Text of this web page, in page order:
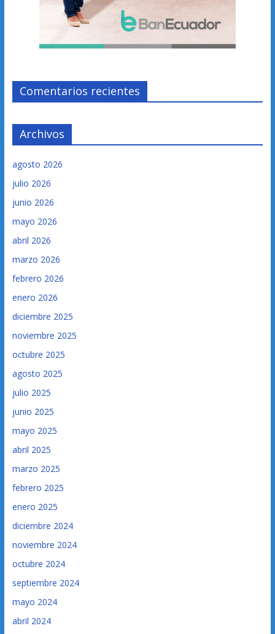
Comentarios recientes
Archivos
agosto 2026
julio 2026
junio 2026
mayo 2026
abril 2026
marzo 2026
febrero 2026
enero 2026
diciembre 2025
noviembre 2025
octubre 2025
agosto 2025
julio 2025
junio 2025
mayo 2025
abril 2025
marzo 2025
febrero 2025
enero 2025
diciembre 2024
noviembre 2024
octubre 2024
septiembre 2024
mayo 2024
abril 2024